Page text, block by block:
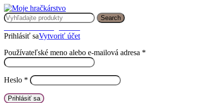
Search
Prihlásiť saVytvoriť účet
Používateľské meno alebo e-mailová adresa *
Heslo *
Prihlásiť sa